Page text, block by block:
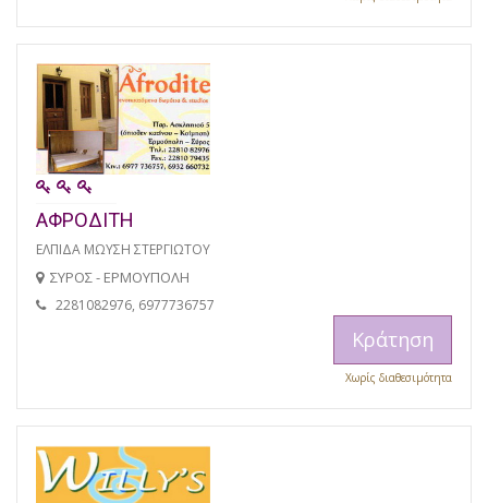
ΑΦΡΟΔΙΤΗ
ΕΛΠΙΔΑ ΜΩΥΣΗ ΣΤΕΡΓΙΩΤΟΥ
ΣΥΡΟΣ - ΕΡΜΟΥΠΟΛΗ
2281082976, 6977736757
Κράτηση
Χωρίς διαθεσιμότητα